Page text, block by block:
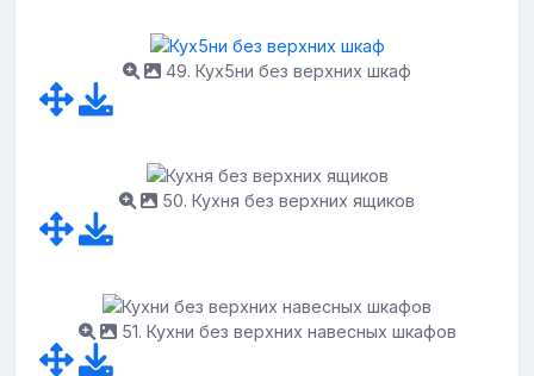
49. Кух5ни без верхних шкаф
50. Кухня без верхних ящиков
51. Кухни без верхних навесных шкафов